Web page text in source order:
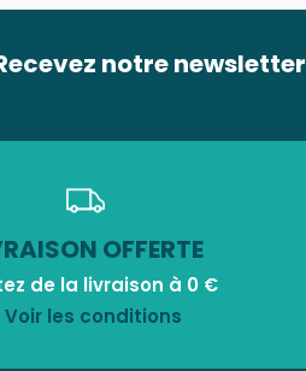
notre newsletter
OFFERTE
de la livraison à 0 €
Voir les conditions